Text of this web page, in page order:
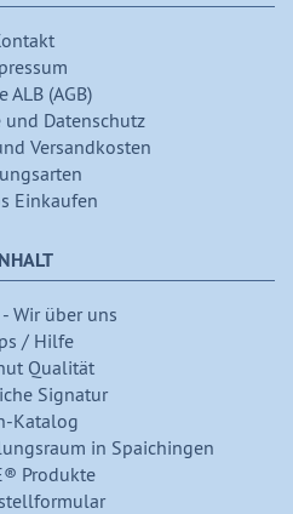
ALB (AGB)
und Datenschutz
Versandkosten
Einkaufen
Wir über uns
/ Hilfe
Qualität
Signatur
Katalog
in Spaichingen
Produkte